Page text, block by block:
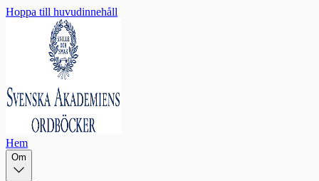
Hoppa till huvudinnehåll
Hem
Om